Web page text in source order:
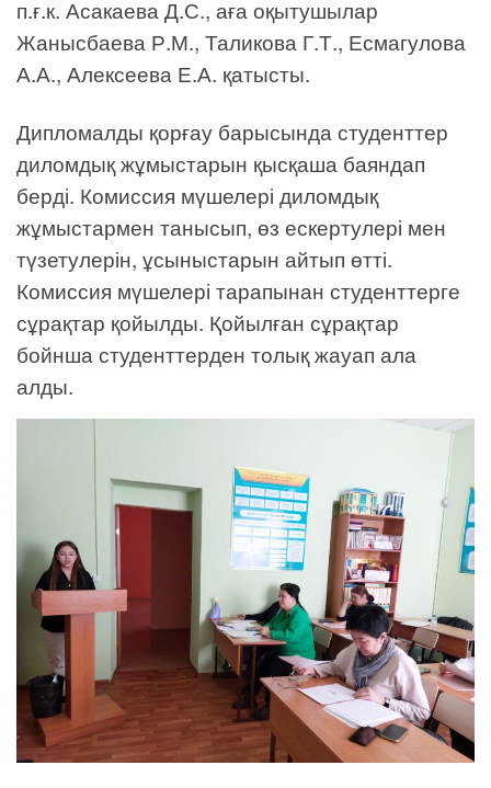
п.ғ.к. Асакаева Д.С., аға оқытушылар
Жанысбаева Р.М., Таликова Г.Т., Есмагулова
А.А., Алексеева Е.А. қатысты.
Дипломалды қорғау барысында студенттер
диломдық жұмыстарын қысқаша баяндап
берді. Комиссия мүшелері диломдық
жұмыстармен танысып, өз ескертулері мен
түзетулерін, ұсыныстарын айтып өтті.
Комиссия мүшелері тарапынан студенттерге
сұрақтар қойылды. Қойылған сұрақтар
бойнша студенттерден толық жауап ала
алды.